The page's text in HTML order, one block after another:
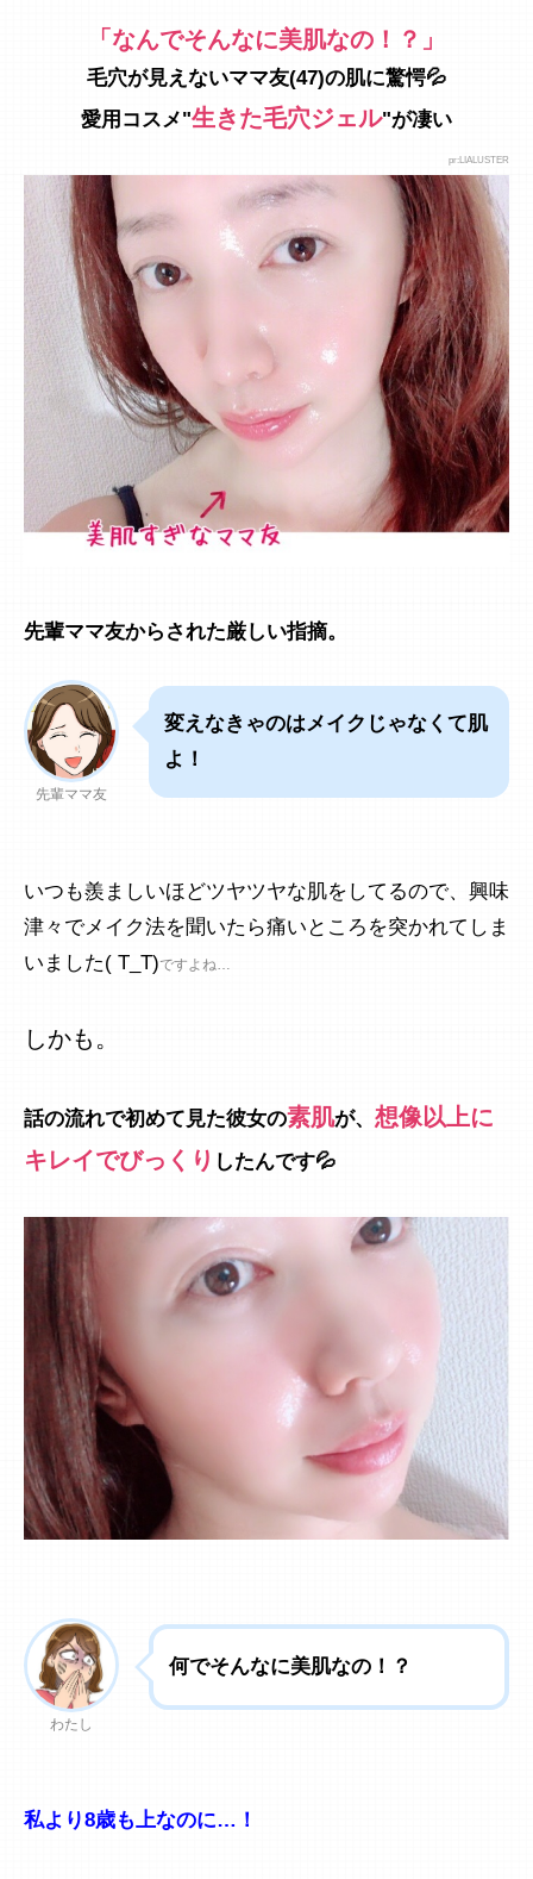
「なんでそんなに美肌なの！？」
毛穴が見えないママ友(47)の肌に驚愕💦
愛用コスメ"生きた毛穴ジェル"が凄い
pr:LIALUSTER
先輩ママ友からされた厳しい指摘。
先輩ママ友
変えなきゃのはメイクじゃなくて肌
よ！
いつも羨ましいほどツヤツヤな肌をしてるので、興味
津々でメイク法を聞いたら痛いところを突かれてしま
いました( T_T)ですよね…
しかも。
話の流れで初めて見た彼女の素肌が、 想像以上に
キレイでびっくり したんです💦
わたし
何でそんなに美肌なの！？
私より8歳も上なのに…！